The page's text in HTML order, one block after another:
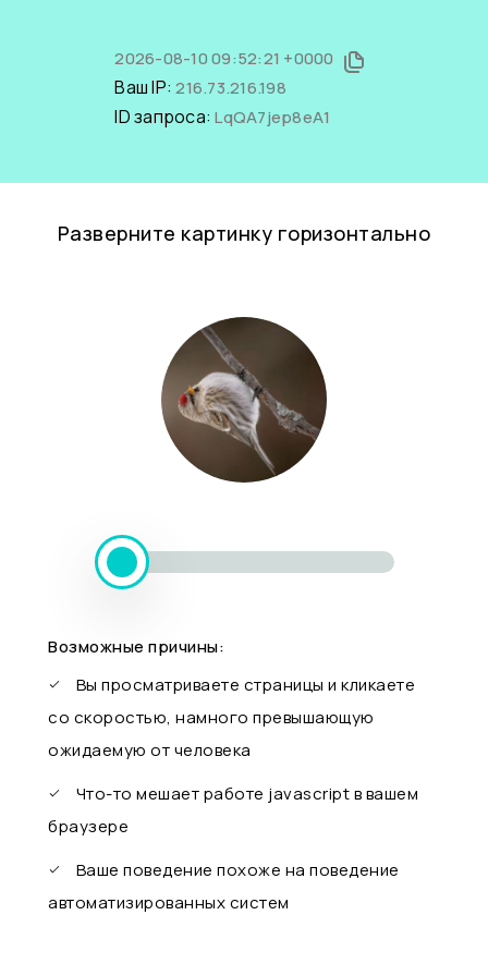
2026-08-10 09:52:21 +0000
Ваш IP:216.73.216.198
ID запроса:LqQA7jep8eA1
Разверните картинку горизонтально
Возможные причины:
Вы просматриваете страницы и кликаете
со скоростью, намного превышающую
ожидаемую от человека
Что-то мешает работе javascript в вашем
браузере
Ваше поведение похоже на поведение
автоматизированных систем